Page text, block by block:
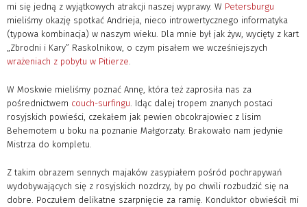
mi się jedną z wyjątkowych atrakcji naszej wyprawy. W Petersburgu
mieliśmy okazję spotkać Andrieja, nieco introwertycznego informatyka
(typowa kombinacja) w naszym wieku. Dla mnie był jak żyw, wycięty z kart
„Zbrodni i Kary” Raskolnikow, o czym pisałem we wcześniejszych
wrażeniach z pobytu w Pitierze
W Moskwie mieliśmy poznać Annę, która też zaprosiła nas za
pośrednictwem couch-surfingu . Idąc dalej tropem znanych postaci
rosyjskich powieści, czekałem jak pewien obcokrajowiec z lisim
Behemotem u boku na poznanie Małgorzaty. Brakowało nam jedynie
Mistrza do kompletu.
Z takim obrazem sennych majaków zasypiałem pośród pochrapywań
wydobywających się z rosyjskich nozdrzy, by po chwili rozbudzić się na
dobre. Poczułem delikatne szarpnięcie za ramię. Konduktor obwieścił mi